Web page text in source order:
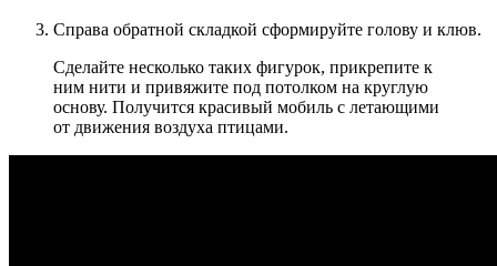
Справа обратной складкой сформируйте голову и клюв.
Сделайте несколько таких фигурок, прикрепите к
ним нити и привяжите под потолком на круглую
основу. Получится красивый мобиль с летающими
от движения воздуха птицами.